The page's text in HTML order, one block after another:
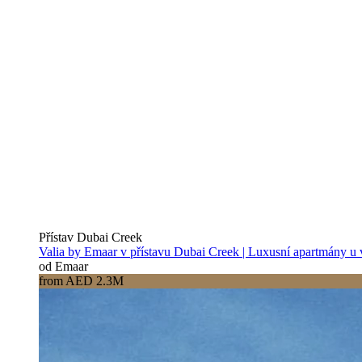
Přístav Dubai Creek
Valia by Emaar v přístavu Dubai Creek | Luxusní apartmány u
od Emaar
from AED 2.3M